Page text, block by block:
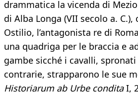
drammatica la vicenda di
di Alba Longa (VII secolo a. C.),
Ostilio, l’antagonista re di
una quadriga per le braccia e
gambe sicché i cavalli,
contrarie, strapparono le sue
Historiarum ab Urbe conditaI,